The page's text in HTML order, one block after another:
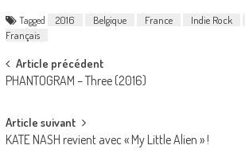
Tagged 2016 Belgique France Indie Rock
Français
Post
navigation
Article précédent
PHANTOGRAM – Three (2016)
Article suivant
KATE NASH revient avec « My Little Alien » !